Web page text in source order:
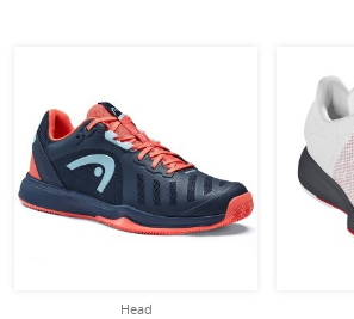
Head